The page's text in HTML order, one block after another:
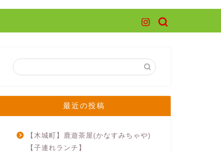
最近の投稿
【木城町】鹿遊茶屋(かなすみちゃや)
【子連れランチ】